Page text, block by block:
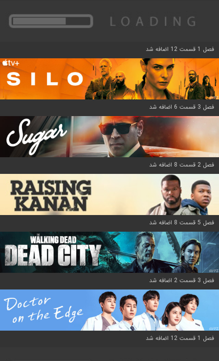
فصل 1 قسمت 12 اضافه شد
فصل 3 قسمت 6 اضافه شد
فصل 2 قسمت 8 اضافه شد
فصل 5 قسمت 8 اضافه شد
فصل 3 قسمت 2 اضافه شد
فصل 1 قسمت 12 اضافه شد